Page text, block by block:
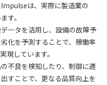
は、実際に製造業の
す。
ータを活用し、設備の故障予
化を予測することで、稼働率
現しています。
不良を検知したり、制御に適
すことで、更なる品質向上を